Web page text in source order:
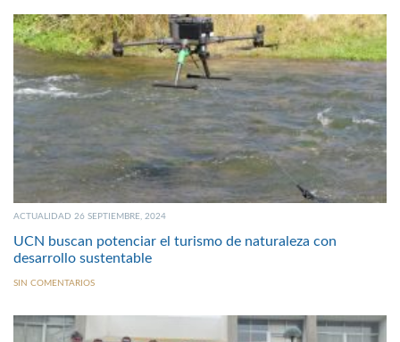
ACTUALIDAD 26 SEPTIEMBRE, 2024
UCN buscan potenciar el turismo de naturaleza con
desarrollo sustentable
SIN COMENTARIOS